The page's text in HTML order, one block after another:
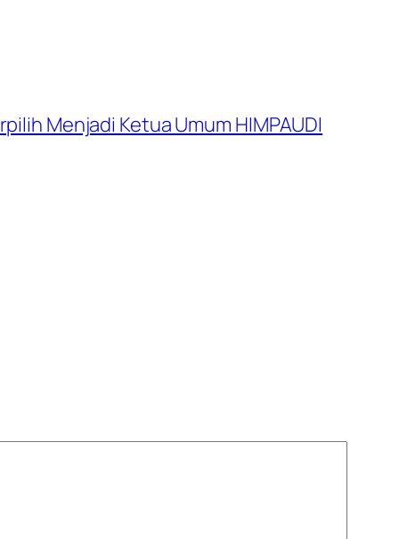
Menjadi Ketua Umum HIMPAUDI